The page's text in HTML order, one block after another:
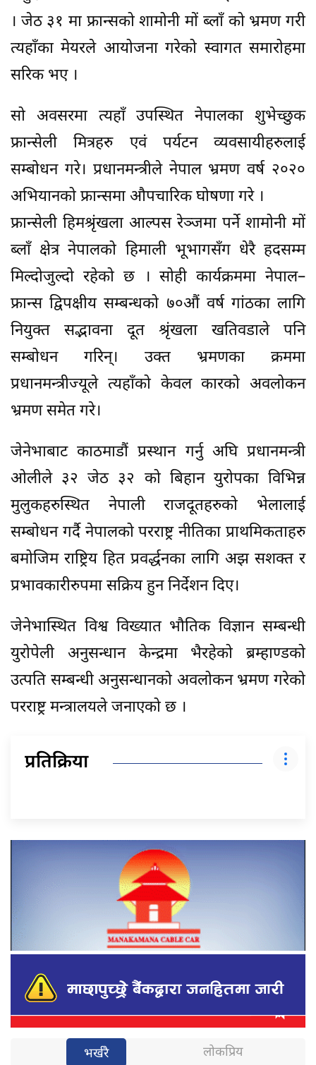
। जेठ ३१ मा फ्रान्सको शामोनी मों ब्लाँ को भ्रमण गरी
त्यहाँका मेयरले आयोजना गरेको स्वागत समारोहमा
सरिक भए ।
सो अवसरमा त्यहाँ उपस्थित नेपालका शुभेच्छुक
फ्रान्सेली मित्रहरु एवं पर्यटन व्यवसायीहरुलाई
सम्बोधन गरे। प्रधानमन्त्रीले नेपाल भ्रमण वर्ष २०२०
अभियानको फ्रान्समा औपचारिक घोषणा गरे ।
फ्रान्सेली हिमश्रृंखला आल्पस रेञ्जमा पर्ने शामोनी मों
ब्लाँ क्षेत्र नेपालको हिमाली भूभागसँग धेरै हदसम्म
मिल्दोजुल्दो रहेको छ । सोही कार्यक्रममा नेपाल–
फ्रान्स द्विपक्षीय सम्बन्धको ७०औं वर्ष गांठका लागि
नियुक्त सद्भावना दूत श्रृंखला खतिवडाले पनि
सम्बोधन गरिन्। उक्त भ्रमणका क्रममा
प्रधानमन्त्रीज्यूले त्यहाँको केवल कारको अवलोकन
भ्रमण समेत गरे।
जेनेभाबाट काठमाडौं प्रस्थान गर्नु अघि प्रधानमन्त्री
ओलीले ३२ जेठ ३२ को बिहान युरोपका विभिन्न
मुलुकहरुस्थित नेपाली राजदूतहरुको भेलालाई
सम्बोधन गर्दै नेपालको परराष्ट्र नीतिका प्राथमिकताहरु
बमोजिम राष्ट्रिय हित प्रवर्द्धनका लागि अझ सशक्त र
प्रभावकारीरुपमा सक्रिय हुन निर्देशन दिए।
जेनेभास्थित विश्व विख्यात भौतिक विज्ञान सम्बन्धी
युरोपेली अनुसन्धान केन्द्रमा भैरहेको ब्रम्हाण्डको
उत्पति सम्बन्धी अनुसन्धानको अवलोकन भ्रमण गरेको
परराष्ट्र मन्त्रालयले जनाएको छ ।
प्रतिक्रिया
भर्खरै लोकप्रिय